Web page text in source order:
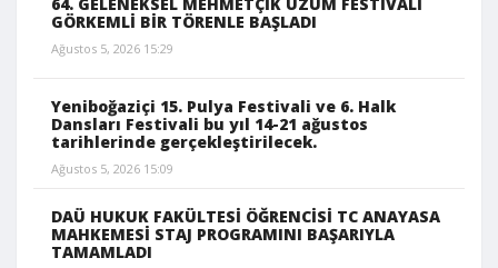
GÖRKEMLİ BİR TÖRENLE BAŞLADI
Ağustos 5, 2026 15:29
Yeniboğaziçi 15. Pulya Festivali ve 6. Halk
Dansları Festivali bu yıl 14-21 ağustos
tarihlerinde gerçekleştirilecek.
Ağustos 5, 2026 15:09
DAÜ HUKUK FAKÜLTESİ ÖĞRENCİSİ TC ANAYASA
MAHKEMESİ STAJ PROGRAMINI BAŞARIYLA
TAMAMLADI